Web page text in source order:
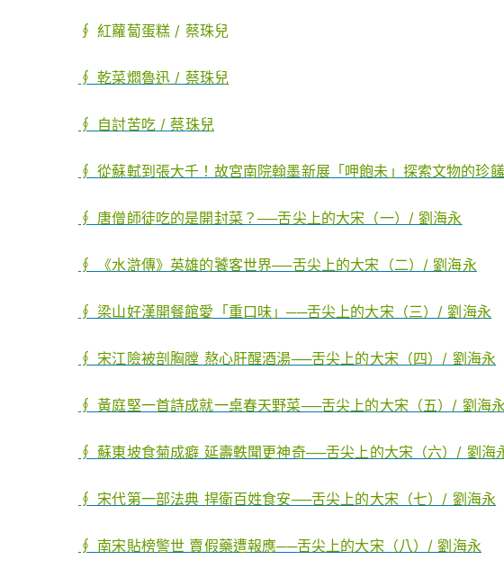
∮ 紅蘿蔔蛋糕 / 蔡珠兒
∮ 乾菜燜魯迅 / 蔡珠兒
∮ 自討苦吃 / 蔡珠兒
∮ 從蘇軾到張大千！故宮南院翰墨新展「呷飽未」探索文物的珍
∮ 唐僧師徒吃的是開封菜？──舌尖上的大宋（一）/ 劉海永
∮ 《水滸傳》英雄的饕客世界──舌尖上的大宋（二）/ 劉海永
∮ 梁山好漢開餐館愛「重口味」──舌尖上的大宋（三）/ 劉海永
∮ 宋江險被剖胸膛 熬心肝醒酒湯──舌尖上的大宋（四）/ 劉海永
∮ 黃庭堅一首詩成就一桌春天野菜──舌尖上的大宋（五）/ 劉海
∮ 蘇東坡食菊成癖 延壽軼聞更神奇──舌尖上的大宋（六）/ 劉海
∮ 宋代第一部法典 捍衛百姓食安──舌尖上的大宋（七）/ 劉海永
∮ 南宋貼榜警世 賣假藥遭報應──舌尖上的大宋（八）/ 劉海永